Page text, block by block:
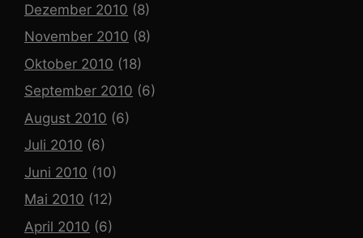
Dezember 2010 (8)
November 2010 (8)
Oktober 2010 (18)
September 2010 (6)
August 2010 (6)
Juli 2010 (6)
Juni 2010 (10)
Mai 2010 (12)
April 2010 (6)